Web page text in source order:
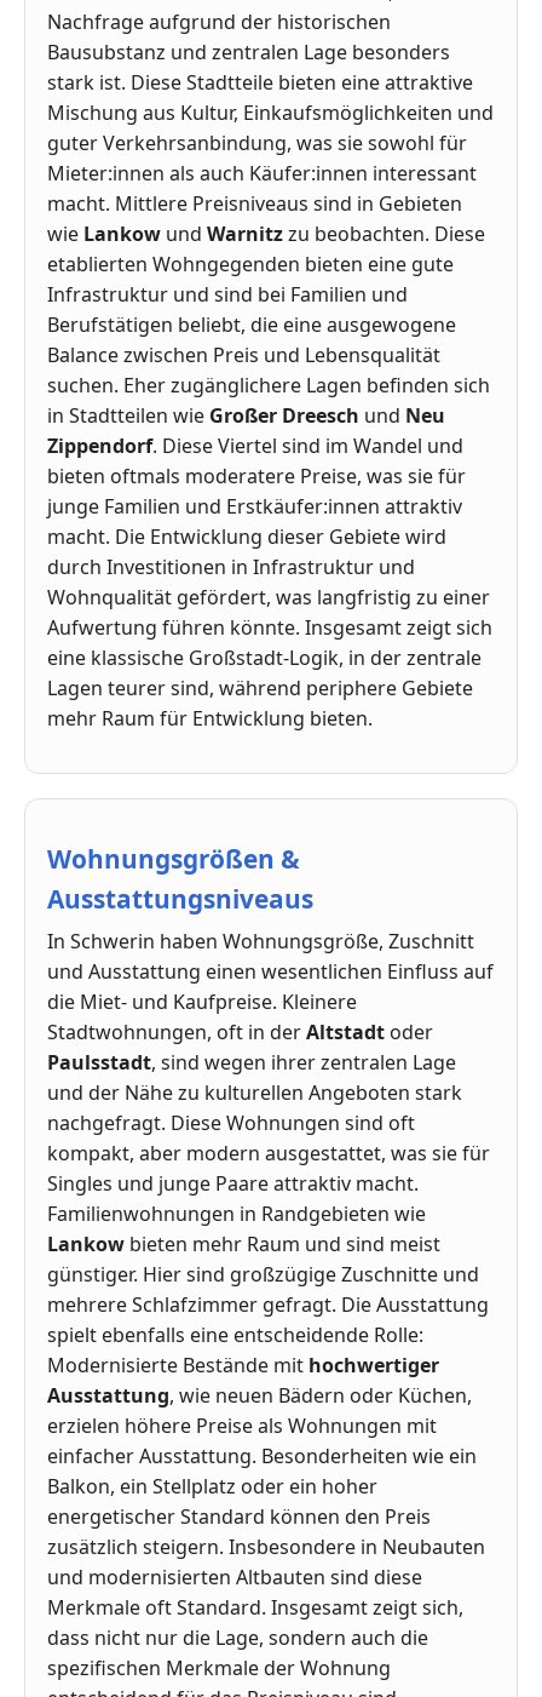
Nachfrage aufgrund der historischen
Bausubstanz und zentralen Lage besonders
stark ist. Diese Stadtteile bieten eine attraktive
Mischung aus Kultur, Einkaufsmöglichkeiten und
guter Verkehrsanbindung, was sie sowohl für
Mieter:innen als auch Käufer:innen interessant
macht. Mittlere Preisniveaus sind in Gebieten
wie Lankow und Warnitzzu beobachten. Diese
etablierten Wohngegenden bieten eine gute
Infrastruktur und sind bei Familien und
Berufstätigen beliebt, die eine ausgewogene
Balance zwischen Preis und Lebensqualität
suchen. Eher zugänglichere Lagen befinden sich
in Stadtteilen wie Großer Dreesch und Neu
Zippendorf. Diese Viertel sind im Wandel und
bieten oftmals moderatere Preise, was sie für
junge Familien und Erstkäufer:innen attraktiv
macht. Die Entwicklung dieser Gebiete wird
durch Investitionen in Infrastruktur und
Wohnqualität gefördert, was langfristig zu einer
Aufwertung führen könnte. Insgesamt zeigt sich
eine klassische Großstadt-Logik, in der zentrale
Lagen teurer sind, während periphere Gebiete
mehr Raum für Entwicklung bieten.
Wohnungsgrößen &
Ausstattungsniveaus
In Schwerin haben Wohnungsgröße, Zuschnitt
und Ausstattung einen wesentlichen Einfluss auf
die Miet- und Kaufpreise. Kleinere
Stadtwohnungen, oft in derAltstadt oder
Paulsstadt, sind wegen ihrer zentralen Lage
und der Nähe zu kulturellen Angeboten stark
nachgefragt. Diese Wohnungen sind oft
kompakt, aber modern ausgestattet, was sie für
Singles und junge Paare attraktiv macht.
Familienwohnungen in Randgebieten wie
Lankow bieten mehr Raum und sind meist
günstiger. Hier sind großzügige Zuschnitte und
mehrere Schlafzimmer gefragt. Die Ausstattung
spielt ebenfalls eine entscheidende Rolle:
Modernisierte Bestände mit hochwertiger
Ausstattung, wie neuen Bädern oder Küchen,
erzielen höhere Preise als Wohnungen mit
einfacher Ausstattung. Besonderheiten wie ein
Balkon, ein Stellplatz oder ein hoher
energetischer Standard können den Preis
zusätzlich steigern. Insbesondere in Neubauten
und modernisierten Altbauten sind diese
Merkmale oft Standard. Insgesamt zeigt sich,
dass nicht nur die Lage, sondern auch die
spezifischen Merkmale der Wohnung